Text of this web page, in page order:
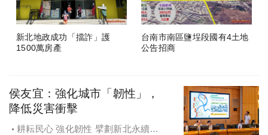
新北地政成功「擋詐」護
1500萬房產
台南市南區鹽埕段國有4土地
公告招商
侯友宜：強化城市「韌性」，
降低災害衝擊
耕耘民心 強化韌性 擘劃新北永續宜